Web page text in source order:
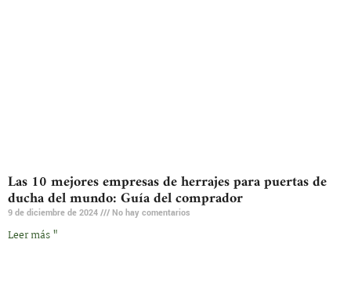
Las 10 mejores empresas de herrajes para puertas de
ducha del mundo: Guía del comprador
9 de diciembre de 2024 No hay comentarios
Leer más "